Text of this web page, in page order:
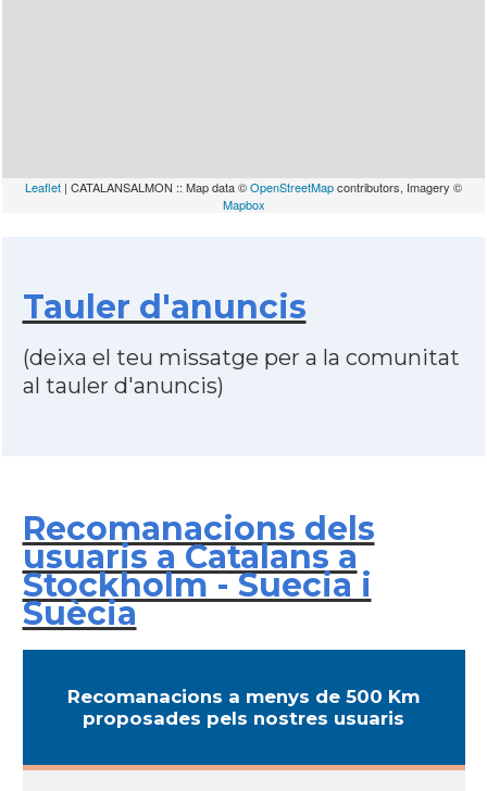
Leaflet | CATALANSALMON :: Map data ©OpenStreetMapcontributors, Imagery ©
Mapbox
Tauler d'anuncis
(deixa el teu missatge per a la comunitat
al tauler d'anuncis)
Recomanacions dels
usuaris a Catalans a
Stockholm - Suecia i
Suècia
Recomanacions a menys de 500 Km
proposades pels nostres usuaris